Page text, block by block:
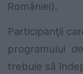
României).
Participanţii
programului
trebuie să